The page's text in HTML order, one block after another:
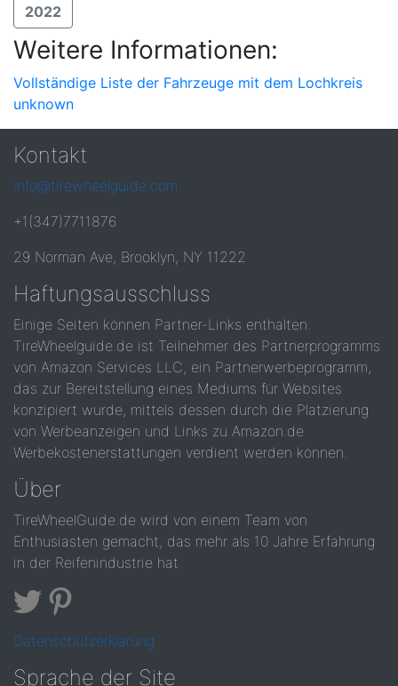
2022
Weitere Informationen:
Vollständige Liste der Fahrzeuge mit dem Lochkreis
unknown
Kontakt
info@tirewheelguide.com
+1(347)7711876
29 Norman Ave, Brooklyn, NY 11222
Haftungsausschluss
Einige Seiten können Partner-Links enthalten.
TireWheelguide.de ist Teilnehmer des Partnerprogramms
von Amazon Services LLC, ein Partnerwerbeprogramm,
das zur Bereitstellung eines Mediums für Websites
konzipiert wurde, mittels dessen durch die Platzierung
von Werbeanzeigen und Links zu Amazon.de
Werbekostenerstattungen verdient werden können.
Über
TireWheelGuide.de wird von einem Team von
Enthusiasten gemacht, das mehr als 10 Jahre Erfahrung
in der Reifenindustrie hat
Datenschutzerklärung
Sprache der Site